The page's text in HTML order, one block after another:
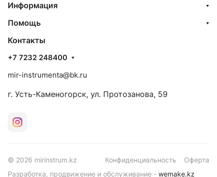
Информация
Помощь
Контакты
+7 7232 248400
mir-instrumenta@bk.ru
г. Усть-Каменогорск, ул. Протозанова, 59
© 2026 mirinstrum.kz Конфиденциальность
Оферта
Разработка, продвижение и обслуживание - wemake.kz